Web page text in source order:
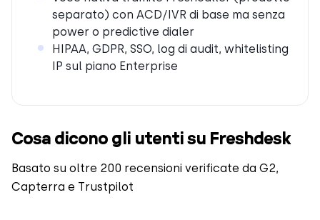
separato) con ACD/IVR di base ma senza
power o predictive dialer
HIPAA, GDPR, SSO, log di audit, whitelisting
IP sul piano Enterprise
Cosa dicono gli utenti su Freshdesk
Basato su oltre 200 recensioni verificate da G2,
Capterra e Trustpilot